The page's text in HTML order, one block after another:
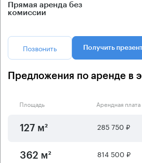
Прямая аренда без
комиссии
Позвонить Получить
Предложения по аренде в
Площадь Арендная плата
127 м² 285 750 ₽
362 м² 814 500 ₽